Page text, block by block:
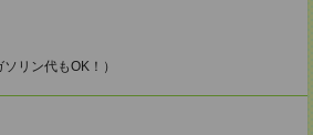
リン代もOK！）